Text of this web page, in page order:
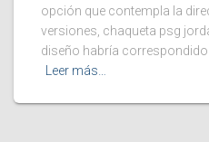
opción que contempla la
versiones, chaqueta psg
diseño habría
Leer más…